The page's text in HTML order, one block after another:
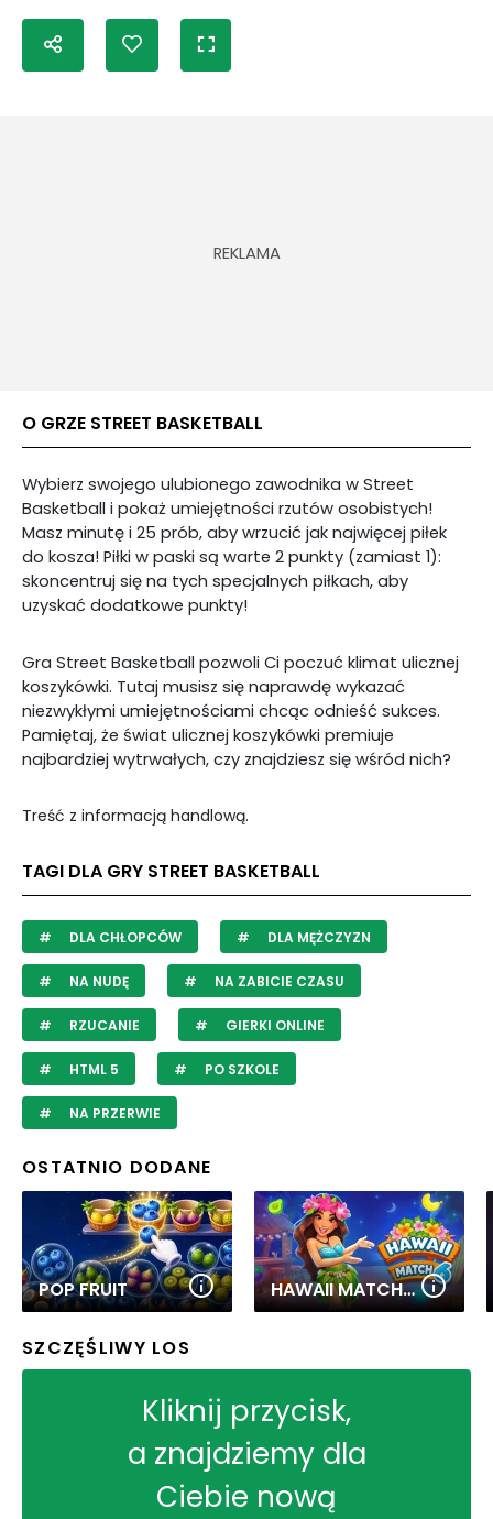
O GRZE STREET BASKETBALL
Wybierz swojego ulubionego zawodnika w Street
Basketball i pokaż umiejętności rzutów osobistych!
Masz minutę i 25 prób, aby wrzucić jak najwięcej piłek
do kosza! Piłki w paski są warte 2 punkty (zamiast 1):
skoncentruj się na tych specjalnych piłkach, aby
uzyskać dodatkowe punkty!
Gra Street Basketball pozwoli Ci poczuć klimat ulicznej
koszykówki. Tutaj musisz się naprawdę wykazać
niezwykłymi umiejętnościami chcąc odnieść sukces.
Pamiętaj, że świat ulicznej koszykówki premiuje
najbardziej wytrwałych, czy znajdziesz się wśród nich?
Treść z informacją handlową.
TAGI DLA GRY STREET BASKETBALL
DLA CHŁOPCÓW DLA MĘŻCZYZN
NA NUDĘ NA ZABICIE CZASU
RZUCANIE GIERKI ONLINE
HTML 5 PO SZKOLE
NA PRZERWIE
OSTATNIO DODANE
POP FRUIT HAWAII MATCH 6
SZCZĘŚLIWY LOS
Kliknij przycisk,
a znajdziemy dla
Ciebie nową